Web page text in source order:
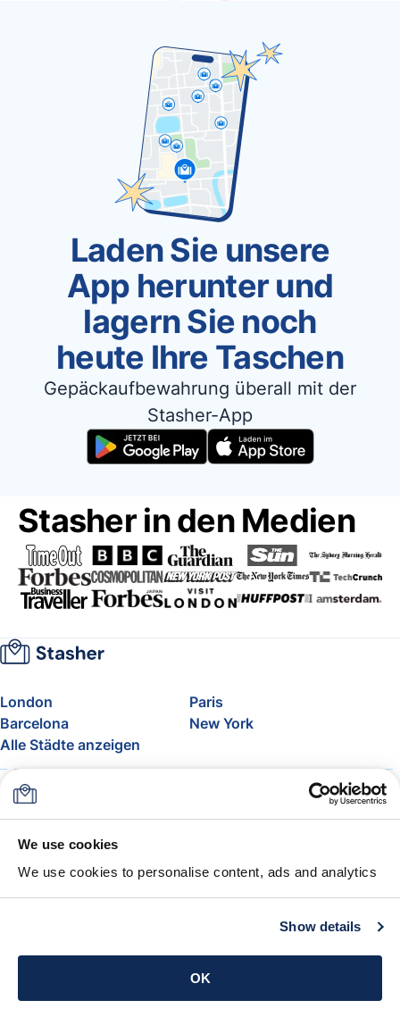
We use cookies
We use cookies to personalise content, ads and analytics
Show details
OK
Laden Sie unsere
App herunter und
lagern Sie noch
heute Ihre Taschen
Gepäckaufbewahrung überall mit der
Stasher-App
Stasher in den Medien
London
Paris
Barcelona
New York
Alle Städte anzeigen
Über uns
FAQ
Support
Blog
Freigepäck bei Airlines
Die Stasher-Garantie
AGB
App holen